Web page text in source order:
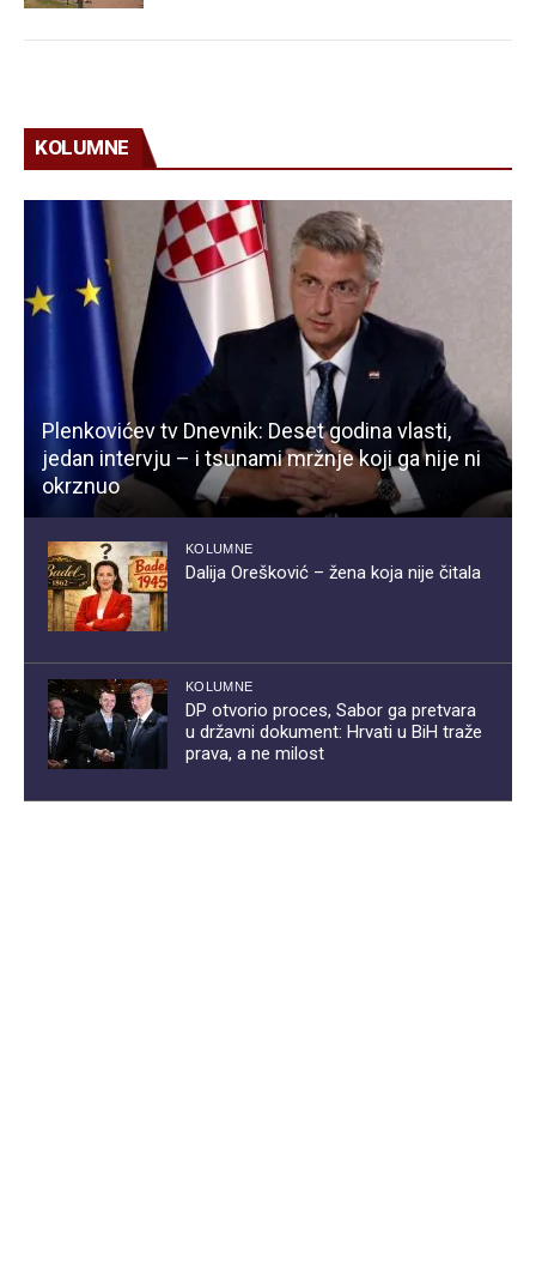
KOLUMNE
Plenkovićev tv Dnevnik: Deset godina vlasti,
jedan intervju – i tsunami mržnje koji ga nije ni
okrznuo
KOLUMNE
Dalija Orešković – žena koja nije čitala
KOLUMNE
DP otvorio proces, Sabor ga pretvara
u državni dokument: Hrvati u BiH traže
prava, a ne milost